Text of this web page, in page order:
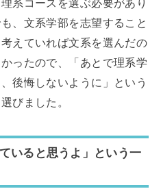
系コースを選ぶ必要があり
、文系学部を志望すること
えていれば文系を選んだの
ったので、「あとで理系学
後悔しないように」という
びました。
いると思うよ」という一